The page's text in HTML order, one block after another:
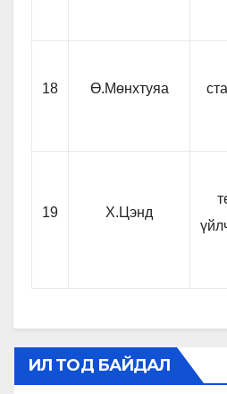
18 Ө.Мөнхтуяа
19 Х.Цэнд
ИЛ ТОД БАЙДАЛ